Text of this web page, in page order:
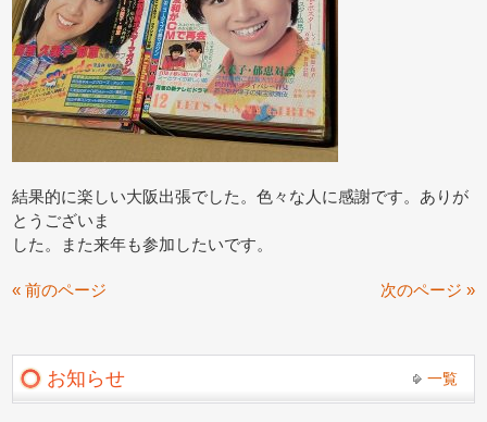
結果的に楽しい大阪出張でした。色々な人に感謝です。ありが
とうございま
した。また来年も参加したいです。
« 前のページ 次のページ »
お知らせ 一覧